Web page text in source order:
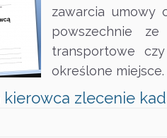
zawarcia umowy
powszechnie
transportowe
określone
kierowca zlecenie